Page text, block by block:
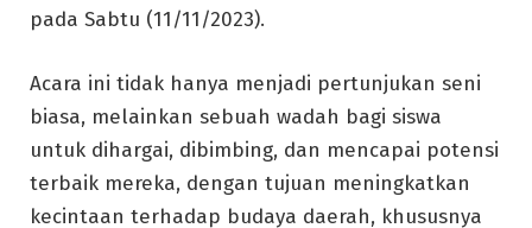
pada Sabtu (11/11/2023).
Acara ini tidak hanya menjadi pertunjukan seni
biasa, melainkan sebuah wadah bagi siswa
untuk dihargai, dibimbing, dan mencapai potensi
terbaik mereka, dengan tujuan meningkatkan
kecintaan terhadap budaya daerah, khususnya